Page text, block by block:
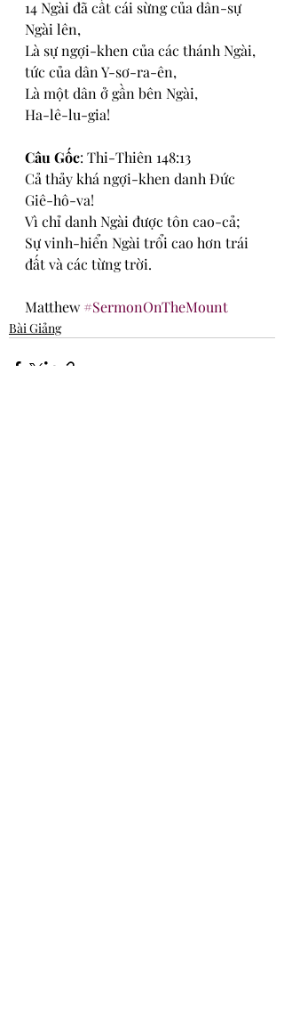
14 Ngài đã cất cái sừng của dân-sự
Ngài lên,
Là sự ngợi-khen của các thánh Ngài,
tức của dân Y-sơ-ra-ên,
Là một dân ở gần bên Ngài,
Ha-lê-lu-gia!
Câu Gốc: Thi-Thiên 148:13
Cả thảy khá ngợi-khen danh Đức
Giê-hô-va!
Vì chỉ danh Ngài được tôn cao-cả;
Sự vinh-hiển Ngài trổi cao hơn trái
đất và các từng trời.
Matthew #SermonOnTheMount
Bài Giảng